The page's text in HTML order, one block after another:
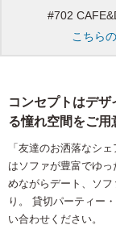
#702
こちら
コンセプトはデ
る憧れ空間をご用
「友達のお洒落なシ
はソファが豊富でゆ
めながらデート、ソ
り。 貸切パーティー
い合わせください。